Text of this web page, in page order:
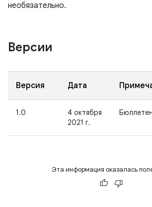
необязательно.
Версии
Версия Дата
1.0
4 октября
2021 г.
Эта информация оказалась